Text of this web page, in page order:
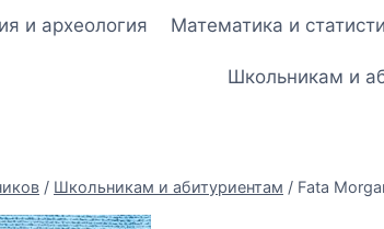
и археология Математика и
Школьникам и
/ Школьникам и абитуриентам / Fata